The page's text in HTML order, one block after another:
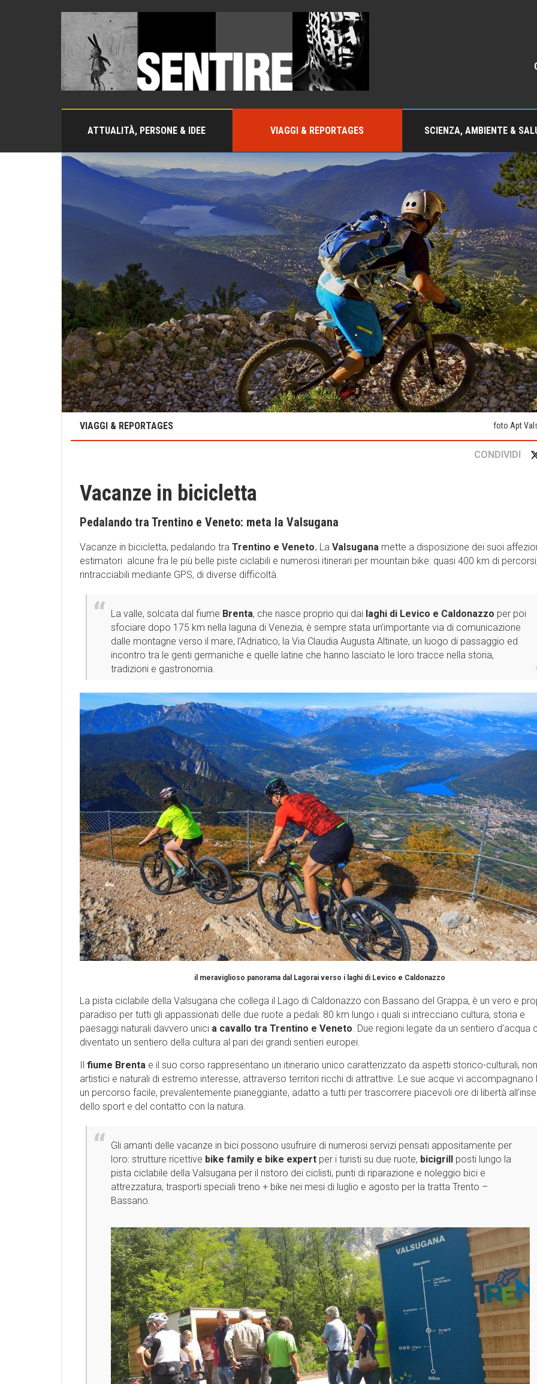
ATTUALITÀ, PERSONE & IDEE VIAGGI & REPORTAGES SCIENZA, AMBIENTE &
foto Apt
VIAGGI & REPORTAGES
CONDIVIDI
Vacanze in bicicletta
Pedalando tra Trentino e Veneto: meta la Valsugana
Vacanze in bicicletta, pedalando tra Trentino e Veneto. La Valsugana mette a disposizione dei suoi
estimatori alcune fra le più belle piste ciclabili e numerosi itinerari per mountain bike: quasi 400 km di
rintracciabili mediante GPS, di diverse difficoltà.
La valle, solcata dal fiume Brenta, che nasce proprio qui dai laghi di Levico e Caldonazzo per poi
sfociare dopo 175 km nella laguna di Venezia, è sempre stata un’importante via di comunicazione
dalle montagne verso il mare, l’Adriatico, la Via Claudia Augusta Altinate, un luogo di passaggio ed
incontro tra le genti germaniche e quelle latine che hanno lasciato le loro tracce nella storia,
tradizioni e gastronomia.
il meraviglioso panorama dal Lagorai verso i laghi di Levico e Caldonazzo
La pista ciclabile della Valsugana che collega il Lago di Caldonazzo con Bassano del Grappa, è un vero e
paradiso per tutti gli appassionati delle due ruote a pedali: 80 km lungo i quali si intrecciano cultura, storia e
paesaggi naturali davvero unici a cavallo tra Trentino e Veneto. Due regioni legate da un sentiero d’acqua
diventato un sentiero della cultura al pari dei grandi sentieri europei.
fiume Brenta e il suo corso rappresentano un itinerario unico caratterizzato da aspetti storico-culturali,
artistici e naturali di estremo interesse, attraverso territori ricchi di attrattive. Le sue acque vi accompagnano
un percorso facile, prevalentemente pianeggiante, adatto a tutti per trascorrere piacevoli ore di libertà
dello sport e del contatto con la natura.
Gli amanti delle vacanze in bici possono usufruire di numerosi servizi pensati appositamente per
loro: strutture ricettive bike family e bike expert per i turisti su due ruote, bicigrill posti lungo la
pista ciclabile della Valsugana per il ristoro dei ciclisti, punti di riparazione e noleggio bici e
attrezzatura, trasporti speciali treno + bike nei mesi di luglio e agosto per la tratta Trento –
Bassano.